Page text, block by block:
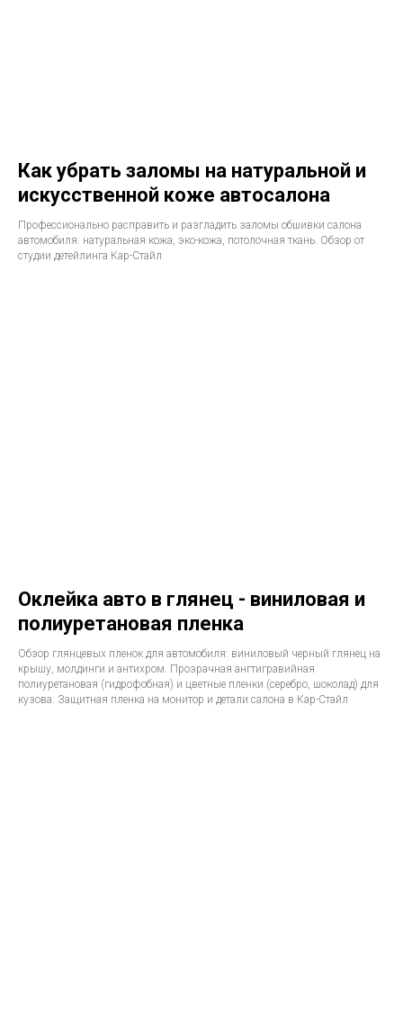
Как убрать заломы на натуральной и
искусственной коже автосалона
Профессионально расправить и разгладить заломы обшивки салона
автомобиля: натуральная кожа, эко-кожа, потолочная ткань. Обзор от
студии детейлинга Кар-Стайл
Оклейка авто в глянец - виниловая и
полиуретановая пленка
Обзор глянцевых пленок для автомобиля: виниловый черный глянец на
крышу, молдинги и антихром. Прозрачная ангтигравийная
полиуретановая (гидрофобная) и цветные пленки (серебро, шоколад) для
кузова. Защитная пленка на монитор и детали салона в Кар-Стайл